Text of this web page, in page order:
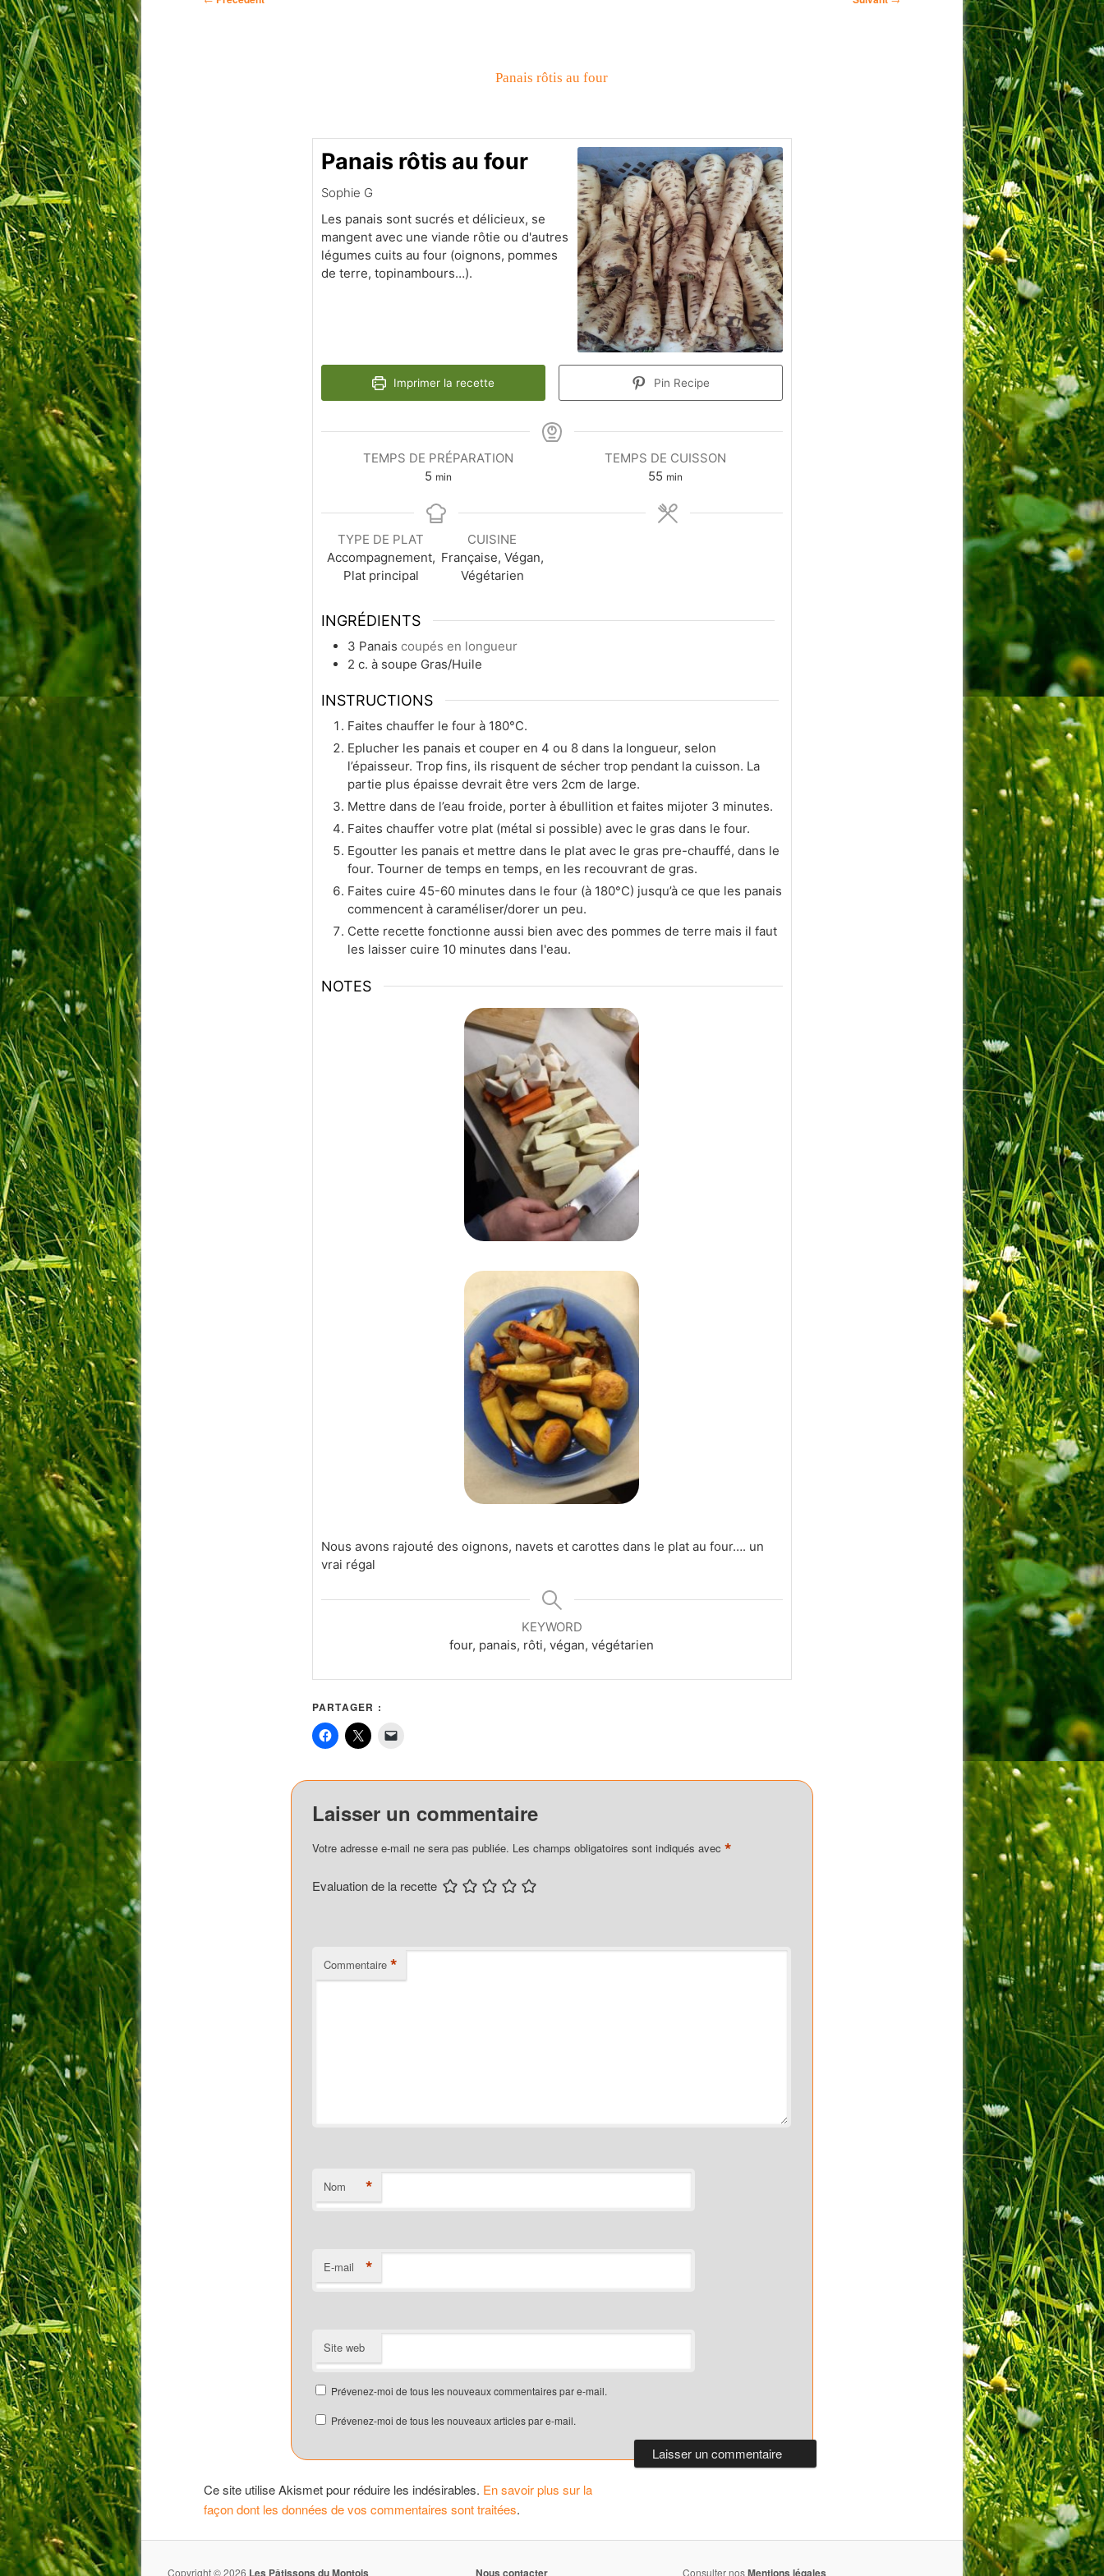
Panais rôtis au four
Panais rôtis au four
Sophie G
Les panais sont sucrés et délicieux, se
mangent avec une viande rôtie ou d'autres
légumes cuits au four (oignons, pommes
de terre, topinambours…).
Imprimer la recette Pin Recipe
TEMPS DE PRÉPARATION
5 minutes
min
TEMPS DE CUISSON
55 minutes
min
TYPE DE PLAT
Accompagnement,
Plat principal
CUISINE
Française, Végan,
Végétarien
INGRÉDIENTS
3 Panais coupés en longueur
2 c. à soupe Gras/Huile
INSTRUCTIONS
Faites chauffer le four à 180°C.
Eplucher les panais et couper en 4 ou 8 dans la longueur, selon
l’épaisseur. Trop fins, ils risquent de sécher trop pendant la cuisson. La
partie plus épaisse devrait être vers 2cm de large.
Mettre dans de l’eau froide, porter à ébullition et faites mijoter 3 minutes.
Faites chauffer votre plat (métal si possible) avec le gras dans le four.
Egoutter les panais et mettre dans le plat avec le gras pre-chauffé, dans le
four. Tourner de temps en temps, en les recouvrant de gras.
Faites cuire 45-60 minutes dans le four (à 180°C) jusqu’à ce que les panais
commencent à caraméliser/dorer un peu.
Cette recette fonctionne aussi bien avec des pommes de terre mais il faut
les laisser cuire 10 minutes dans l'eau.
NOTES
Nous avons rajouté des oignons, navets et carottes dans le plat au four…. un
vrai régal
KEYWORD
four, panais, rôti, végan, végétarien
PARTAGER :
Laisser un commentaire
Votre adresse e-mail ne sera pas publiée. Les champs obligatoires sont indiqués avec *
Evaluation de la recette
Commentaire *
Nom *
E-mail *
Site web
Prévenez-moi de tous les nouveaux commentaires par e-mail.
Prévenez-moi de tous les nouveaux articles par e-mail.
Ce site utilise Akismet pour réduire les indésirables. En savoir plus sur la
façon dont les données de vos commentaires sont traitées.
Copyright © 2026 Les Pâtissons du Montois Nous contacter Consulter nosMentions légales